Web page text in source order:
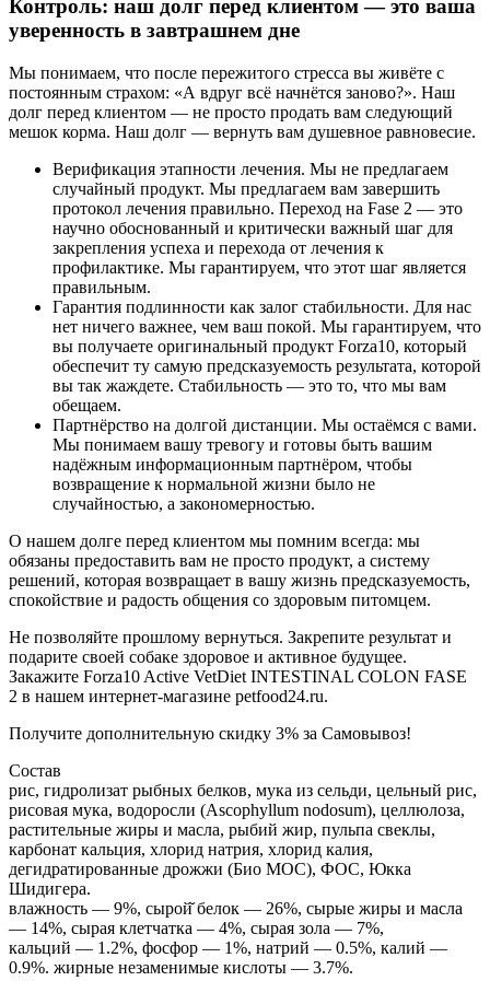
Контроль: наш долг перед клиентом — это ваша
уверенность в завтрашнем дне
Мы понимаем, что после пережитого стресса вы живёте с
постоянным страхом: «А вдруг всё начнётся заново?». Наш
долг перед клиентом — не просто продать вам следующий
мешок корма. Наш долг — вернуть вам душевное равновесие.
Верификация этапности лечения. Мы не предлагаем
случайный продукт. Мы предлагаем вам завершить
протокол лечения правильно. Переход на Fase 2 — это
научно обоснованный и критически важный шаг для
закрепления успеха и перехода от лечения к
профилактике. Мы гарантируем, что этот шаг является
правильным.
Гарантия подлинности как залог стабильности. Для нас
нет ничего важнее, чем ваш покой. Мы гарантируем, что
вы получаете оригинальный продукт Forza10, который
обеспечит ту самую предсказуемость результата, которой
вы так жаждете. Стабильность — это то, что мы вам
обещаем.
Партнёрство на долгой дистанции. Мы остаёмся с вами.
Мы понимаем вашу тревогу и готовы быть вашим
надёжным информационным партнёром, чтобы
возвращение к нормальной жизни было не
случайностью, а закономерностью.
О нашем долге перед клиентом мы помним всегда: мы
обязаны предоставить вам не просто продукт, а систему
решений, которая возвращает в вашу жизнь предсказуемость,
спокойствие и радость общения со здоровым питомцем.
Не позволяйте прошлому вернуться. Закрепите результат и
подарите своей собаке здоровое и активное будущее.
Закажите Forza10 Active VetDiet INTESTINAL COLON FASE
2 в нашем интернет-магазине petfood24.ru.
Получите дополнительную скидку 3% за Самовывоз!
Состав
рис, гидролизат рыбных белков, мука из сельди, цельный рис,
рисовая мука, водоросли (Ascophyllum nodosum), целлюлоза,
растительные жиры и масла, рыбий жир, пульпа свеклы,
карбонат кальция, хлорид натрия, хлорид калия,
дегидратированные дрожжи (Био МОС), ФОС, Юкка
Шидигера.
влажность — 9%, сырой̆ белок — 26%, сырые жиры и масла
— 14%, сырая клетчатка — 4%, сырая зола — 7%,
кальций — 1.2%, фосфор — 1%, натрий — 0.5%, калий —
0.9%. жирные незаменимые кислоты — 3.7%.